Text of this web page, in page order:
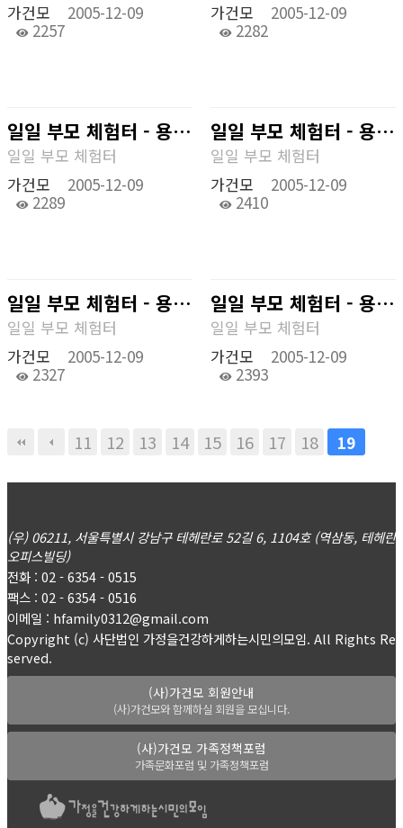
가건모
2005-12-09
2257
가건모
2005-12-09
2282
일일 부모 체험터 - 용인 캐러비안베이
일일 부모 체험터
가건모
2005-12-09
2289
일일 부모 체험터 - 용인 캐러비안베이
일일 부모 체험터
가건모
2005-12-09
2410
일일 부모 체험터 - 용인 캐러비안베이
일일 부모 체험터
가건모
2005-12-09
2327
일일 부모 체험터 - 용인 캐러비안베이
일일 부모 체험터
가건모
2005-12-09
2393
11 12 13 14 15 16 17 18 19
(우) 06211, 서울특별시 강남구 테헤란로 52길 6, 1104호 (역삼동, 테헤란
오피스빌딩)
전화 : 02 - 6354 - 0515
팩스 : 02 - 6354 - 0516
이메일 : hfamily0312@gmail.com
Copyright (c) 사단법인 가정을건강하게하는시민의모임. All Rights Re
served.
(사)가건모 회원안내
(사)가건모와 함께하실 회원을 모십니다.
(사)가건모 가족정책포럼
가족문화포럼 및 가족정책포럼